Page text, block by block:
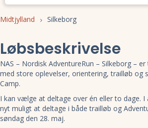
Midtjylland Silkeborg
Løbsbeskrivelse
NAS – Nordisk AdventureRun – Silkeborg –
med store oplevelser, orientering, trailløb og
Camp.
I kan vælge at deltage over én eller to dage.
nyt muligt at deltage i både trailløb og
søndag den 28. maj.